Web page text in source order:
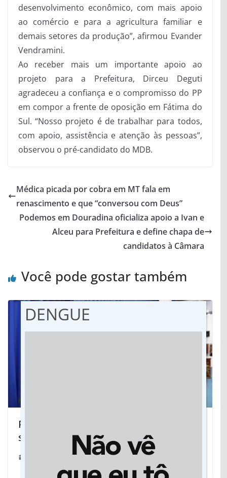
desenvolvimento econômico, com mais apoio
ao comércio e para a agricultura familiar e
demais setores da produção”, afirmou Evander
Vendramini.
Ao receber mais um importante apoio ao
projeto para a Prefeitura, Dirceu Deguti
agradeceu a confiança e o compromisso do PP
em compor a frente de oposição em Fátima do
Sul. “Nosso projeto é de trabalhar para todos,
com apoio, assistência e atenção às pessoas”,
observou o pré-candidato do MDB.
Médica picada por cobra em MT fala em
renascimento e que “conversou com Deus”
Podemos em Douradina oficializa apoio a Ivan e
Alceu para Prefeitura e define chapa de
candidatos à Câmara
Você pode gostar também
Prefeito Alan participa da sessão
solene na Câmara de Dourados
DENGUE